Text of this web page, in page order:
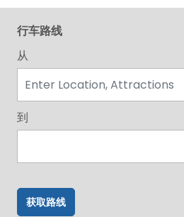
行车路线
从
到
获取路线